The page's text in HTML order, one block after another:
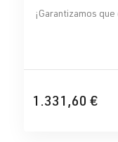
¡Garantizamos
1.331,60 €